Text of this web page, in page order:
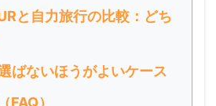
と自力旅行の比較：どち
ばないほうがよいケース
FAQ）